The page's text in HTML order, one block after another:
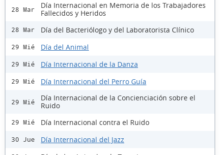
28 Mar
Día Internacional en Memoria de los Trabajadores
Fallecidos y Heridos
28 Mar Día del Bacteriólogo y del Laboratorista Clínico
29 Mié Día del Animal
29 Mié Día Internacional de la Danza
29 Mié Día Internacional del Perro Guía
29 Mié
Día Internacional de la Concienciación sobre el
Ruido
29 Mié Día Internacional contra el Ruido
30 Jue Día Internacional del Jazz